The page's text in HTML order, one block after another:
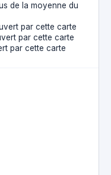
de la moyenne du
par cette carte
par cette carte
par cette carte